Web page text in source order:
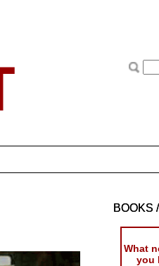
BOOKS
What
you